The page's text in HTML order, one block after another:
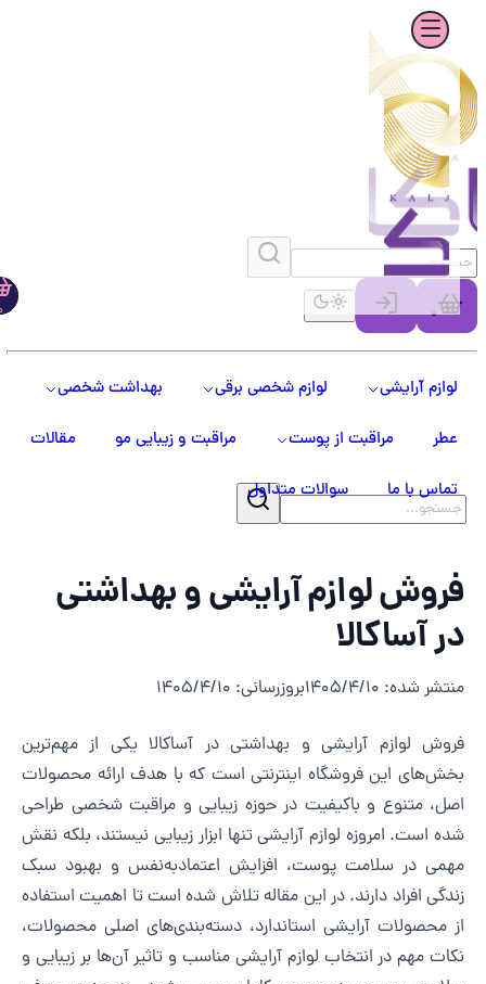
0
لوازم آرایشی لوازم شخصی برقی بهداشت شخصی
مراقبت از پوست مراقبت و زیبایی مو مقالات
تماس با ما سوالات متداول
لوازم آرایشی و بهداشتی
آساکالا
شده:
1405/4/10بروزرسانی:
1405/4/10
لوازم آرایشی و بهداشتی در آساکالا یکی از مهم‌ترین
این فروشگاه اینترنتی است که با هدف ارائه محصولات
متنوع و باکیفیت در حوزه زیبایی و مراقبت شخصی طراحی
است. امروزه لوازم آرایشی تنها ابزار زیبایی نیستند، بلکه نقش
در سلامت پوست، افزایش اعتمادبه‌نفس و بهبود سبک
افراد دارند. در این مقاله تلاش شده است تا اهمیت استفاده
محصولات آرایشی استاندارد، دسته‌بندی‌های اصلی محصولات،
مهم در انتخاب لوازم آرایشی مناسب و تاثیر آن‌ها بر زیبایی و